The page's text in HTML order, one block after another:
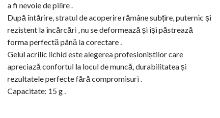
a fi nevoie de pilire .
După întărire, stratul de acoperire rămâne subțire, puternic și
rezistent la încărcări , nu se deformează și își păstrează
forma perfectă până la corectare .
Gelul acrilic lichid este alegerea profesioniștilor care
apreciază confortul la locul de muncă, durabilitatea și
rezultatele perfecte fără compromisuri .
Capacitate: 15 g .